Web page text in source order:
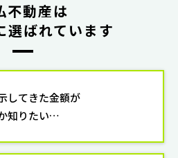
不動産は
選ばれています
してきた金額が
知りたい…